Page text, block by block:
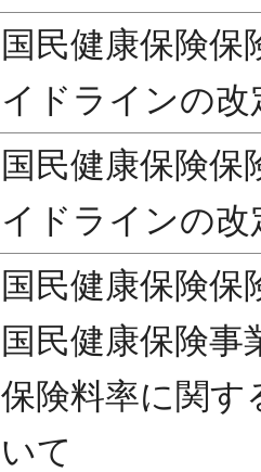
国民健康保険保
イドラインの
国民健康保険保
イドラインの
国民健康保険保
国民健康保険事
保険料率に関す
いて